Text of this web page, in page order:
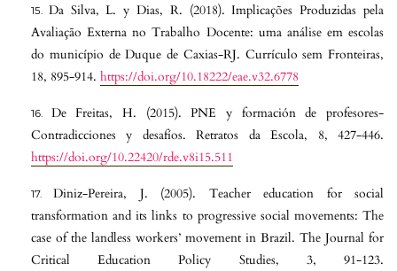
Da Silva, L. y Dias, R. (2018). Implicações Produzidas pela
Avaliação Externa no Trabalho Docente: uma análise em escolas
do município de Duque de Caxias-RJ. Currículo sem Fronteiras,
18, 895-914. https://doi.org/10.18222/eae.v32.6778
De Freitas, H. (2015). PNE y formación de profesores-
Contradicciones y desafíos. Retratos da Escola, 8, 427-446.
https://doi.org/10.22420/rde.v8i15.511
Diniz-Pereira, J. (2005). Teacher education for social
transformation and its links to progressive social movements: The
case of the landless workers’ movement in Brazil. The Journal for
Critical Education Policy Studies, 3, 91-123.